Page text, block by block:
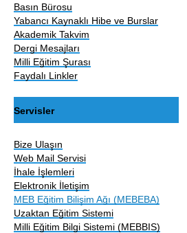
Basın Bürosu
Yabancı Kaynaklı Hibe ve Burslar
Akademik Takvim
Dergi Mesajları
Milli Eğitim Şurası
Faydalı Linkler
Servisler
Bize Ulaşın
Web Mail Servisi
İhale İşlemleri
Elektronik İletişim
MEB Eğitim Bilişim Ağı (MEBEBA)
Uzaktan Eğitim Sistemi
Milli Eğitim Bilgi Sistemi (MEBBIS)